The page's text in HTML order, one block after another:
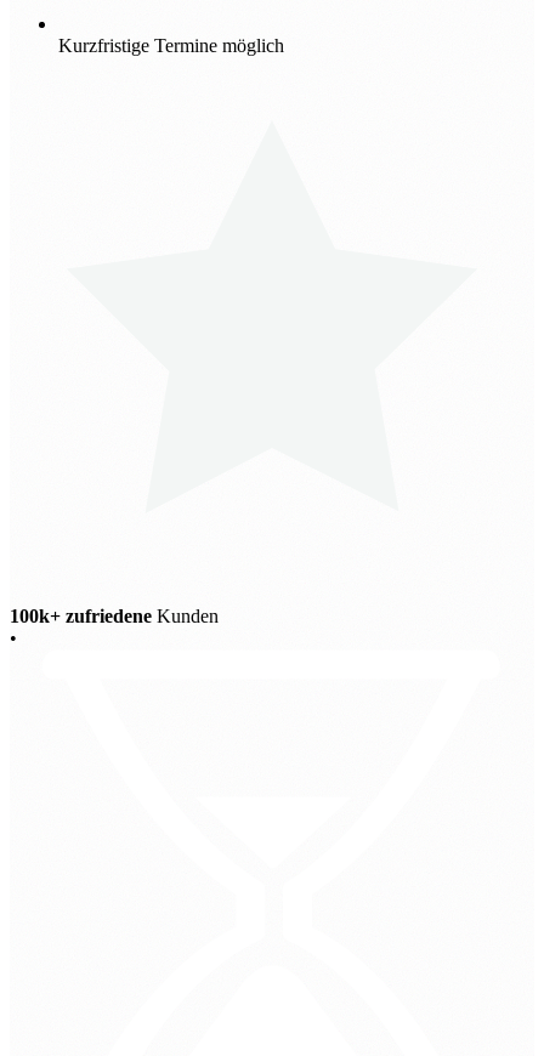
Kurzfristige Termine möglich
100k+ zufriedene Kunden
•